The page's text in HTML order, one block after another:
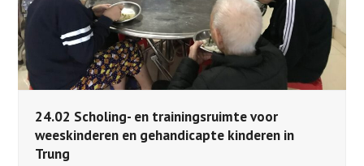
24.02 Scholing- en trainingsruimte voor
weeskinderen en gehandicapte kinderen in
Trung